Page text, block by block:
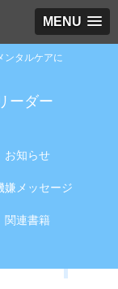
MENU
ンタルケアに
ーダー
お知らせ
嫌メッセージ
関連書籍